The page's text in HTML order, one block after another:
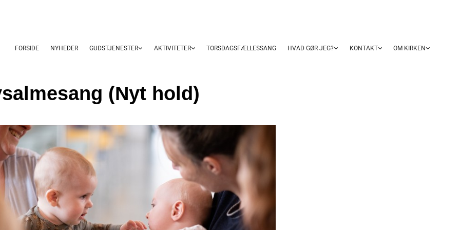
FORSIDE NYHEDER GUDSTJENESTER AKTIVITETER TORSDAGSFÆLLESSANG HVAD GØR JEG? KONTAKT OM KIRKEN
(Nyt hold)